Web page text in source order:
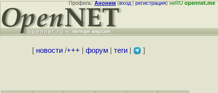
Профиль:Аноним(вход|регистрация)неRUopennet.me
[ новости/+++ форум| теги| ]